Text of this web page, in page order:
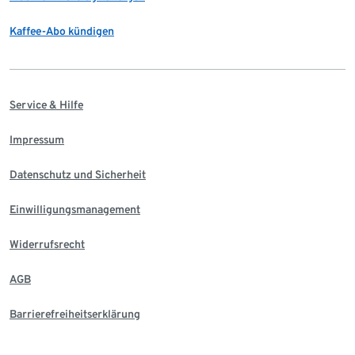
Kaffee-Abo kündigen
Service & Hilfe
Impressum
Datenschutz und Sicherheit
Einwilligungsmanagement
Widerrufsrecht
AGB
Barrierefreiheitserklärung